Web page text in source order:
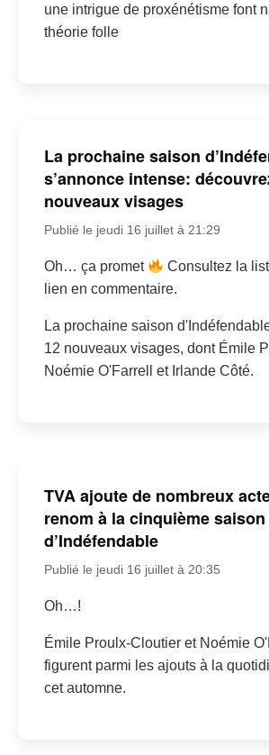
une intrigue de proxénétisme font
théorie folle
La prochaine saison
s’annonce intense:
nouveaux visages
Publié le jeudi 16 juillet à 21:29
Oh… ça promet
Consultez la
lien en commentaire.
La prochaine saison
12 nouveaux visages, dont Émile
Noémie O'Farrell et Irlande Côté.
TVA ajoute de nombreux
renom à la cinquième saison
d’Indéfendable
Publié le jeudi 16 juillet à 20:35
Oh…!
Émile Proulx-Cloutier et Noémie
figurent parmi les ajouts à la
cet automne.